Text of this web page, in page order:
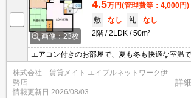
画像：23枚
4.5万円(管理費等：4,000円)
敷
なし 礼
なし
2階
2LDK 50m²
エアコン付きのお部屋で、夏も冬も快適な室温
機能があれば帰りの遅いご家族も温かいお風呂
スタイルに合わせて、翌朝もう一度お湯を温め
株式会社 賃貸メイト エイブルネットワーク伊
勢店
情報更新日 2026/08/03
詳